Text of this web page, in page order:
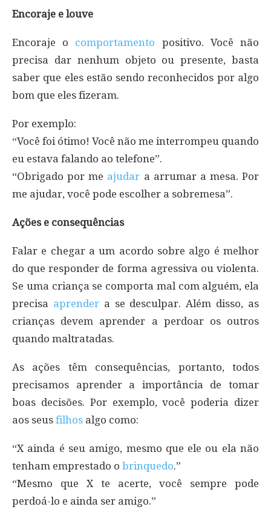
Encoraje e louve
Encoraje o comportamento positivo. Você não
precisa dar nenhum objeto ou presente, basta
saber que eles estão sendo reconhecidos por algo
bom que eles fizeram.
Por exemplo:
“Você foi ótimo! Você não me interrompeu quando
eu estava falando ao telefone”.
“Obrigado por me ajudar a arrumar a mesa. Por
me ajudar, você pode escolher a sobremesa”.
Ações e consequências
Falar e chegar a um acordo sobre algo é melhor
do que responder de forma agressiva ou violenta.
Se uma criança se comporta mal com alguém, ela
precisa aprendera se desculpar. Além disso, as
crianças devem aprender a perdoar os outros
quando maltratadas.
As ações têm consequências, portanto, todos
precisamos aprender a importância de tomar
boas decisões. Por exemplo, você poderia dizer
aos seus filhos algo como:
“X ainda é seu amigo, mesmo que ele ou ela não
tenham emprestado o brinquedo.”
“Mesmo que X te acerte, você sempre pode
perdoá-lo e ainda ser amigo.”